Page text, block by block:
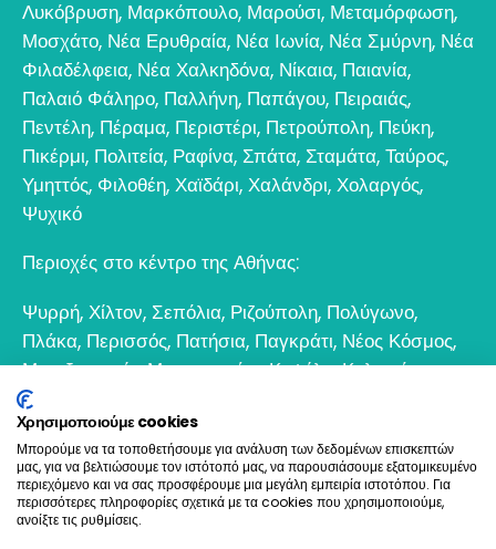
Λυκόβρυση, Μαρκόπουλο, Μαρούσι, Μεταμόρφωση,
Μοσχάτο, Νέα Ερυθραία, Νέα Ιωνία, Νέα Σμύρνη, Νέα
Φιλαδέλφεια, Νέα Χαλκηδόνα, Νίκαια, Παιανία,
Παλαιό Φάληρο, Παλλήνη, Παπάγου, Πειραιάς,
Πεντέλη, Πέραμα, Περιστέρι, Πετρούπολη, Πεύκη,
Πικέρμι, Πολιτεία, Ραφίνα, Σπάτα, Σταμάτα, Ταύρος,
Υμηττός, Φιλοθέη, Χαϊδάρι, Χαλάνδρι, Χολαργός,
Ψυχικό
Περιοχές στο κέντρο της Αθήνας:
Ψυρρή, Χίλτον, Σεπόλια, Ριζούπολη, Πολύγωνο,
Πλάκα, Περισσός, Πατήσια, Παγκράτι, Νέος Κόσμος,
Μεταξουργείο,Μοναστηράκι,Κυψέλη,Κολωνός,
Κολωνάκι
Βοτανικός
6932 698693
Χρησιμοποιούμε cookies
Μπορούμε να τα τοποθετήσουμε για ανάλυση των δεδομένων επισκεπτών
μας, για να βελτιώσουμε τον ιστότοπό μας, να παρουσιάσουμε εξατομικευμένο
περιεχόμενο και να σας προσφέρουμε μια μεγάλη εμπειρία ιστοτόπου. Για
περισσότερες πληροφορίες σχετικά με τα cookies που χρησιμοποιούμε,
ανοίξτε τις ρυθμίσεις.